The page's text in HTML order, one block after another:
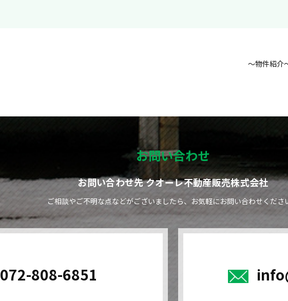
～物件紹介
お問い合わせ
お問い合わせ先 クオーレ不動産販売株式会社
ご相談やご不明な点などがございましたら、 お気軽にお問い合わせくださ
072-808-6851